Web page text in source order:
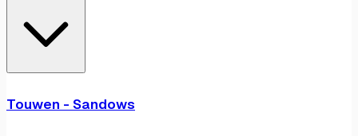
Touwen - Sandows